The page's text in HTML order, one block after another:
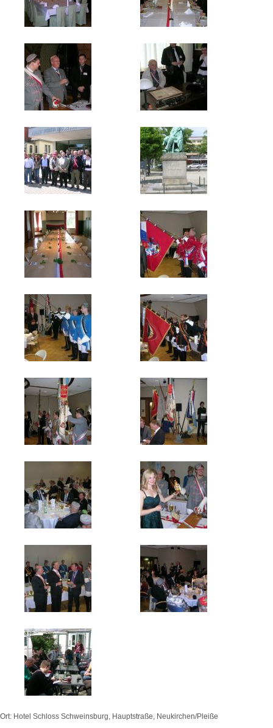
Ort: Hotel Schloss Schweinsburg, Hauptstraße, Neukirchen/Pleiße